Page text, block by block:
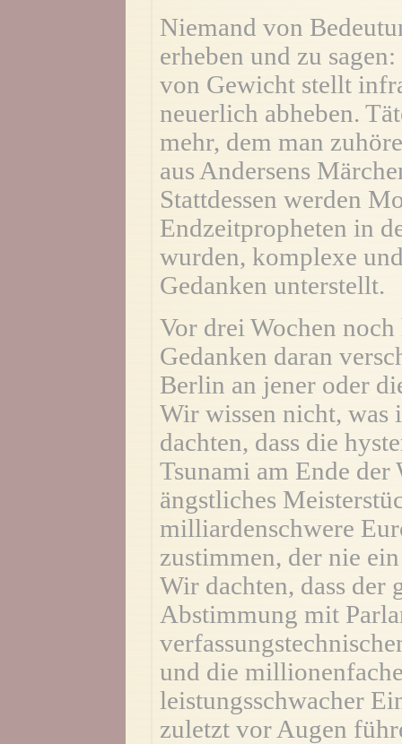
Niemand von
erheben und zu
von Gewicht stellt
neuerlich abheben.
mehr, dem man
aus Andersens
Stattdessen werden
Endzeitpropheten in
wurden, komplexe
Gedanken unterstellt.
Vor drei Wochen
Gedanken daran
Berlin an jener oder
Wir wissen nicht, was
dachten, dass die
Tsunami am Ende der
ängstliches
milliardenschwere
zustimmen, der nie
Wir dachten, dass der
Abstimmung mit
und die
leistungsschwacher
zuletzt vor Augen